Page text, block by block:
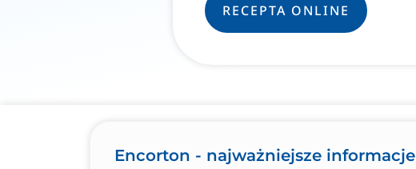
RECEPTA ONLINE
Encorton - najważniejsze informacje